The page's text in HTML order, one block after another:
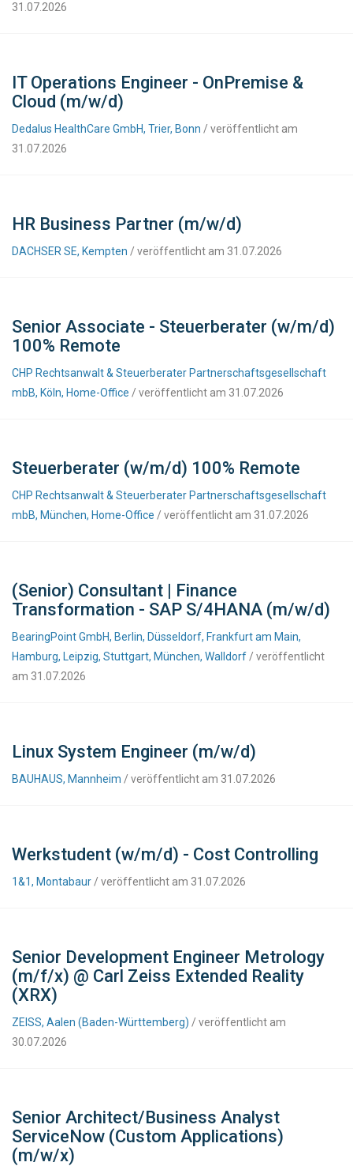
31.07.2026
IT Operations Engineer - OnPremise &
Cloud (m/w/d)
Dedalus HealthCare GmbH, Trier, Bonn / veröffentlicht am
31.07.2026
HR Business Partner (m/w/d)
DACHSER SE, Kempten / veröffentlicht am 31.07.2026
Senior Associate - Steuerberater (w/m/d)
100% Remote
CHP Rechtsanwalt & Steuerberater Partnerschaftsgesellschaft
mbB, Köln, Home-Office / veröffentlicht am 31.07.2026
Steuerberater (w/m/d) 100% Remote
CHP Rechtsanwalt & Steuerberater Partnerschaftsgesellschaft
mbB, München, Home-Office / veröffentlicht am 31.07.2026
(Senior) Consultant | Finance
Transformation - SAP S/4HANA (m/w/d)
BearingPoint GmbH, Berlin, Düsseldorf, Frankfurt am Main,
Hamburg, Leipzig, Stuttgart, München, Walldorf / veröffentlicht
am 31.07.2026
Linux System Engineer (m/w/d)
BAUHAUS, Mannheim / veröffentlicht am 31.07.2026
Werkstudent (w/m/d) - Cost Controlling
1&1, Montabaur / veröffentlicht am 31.07.2026
Senior Development Engineer Metrology
(m/f/x) @ Carl Zeiss Extended Reality
(XRX)
ZEISS, Aalen (Baden-Württemberg) / veröffentlicht am
30.07.2026
Senior Architect/Business Analyst
ServiceNow (Custom Applications)
(m/w/x)